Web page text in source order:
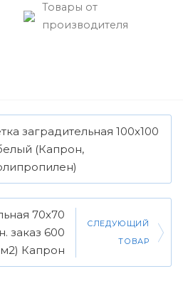
Товары от
производителя
заградительная 100х100
(Капрон,
70х70
заказ 600
м2) Капрон
СЛЕДУЮЩИЙ
ТОВАР